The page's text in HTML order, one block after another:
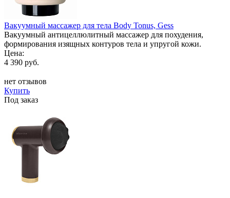
Вакуумный массажер для тела Body Tonus, Gess
Вакуумный антицеллюлитный массажер для похудения,
формирования изящных контуров тела и упругой кожи.
Цена:
4 390 руб.
нет отзывов
Купить
Под заказ